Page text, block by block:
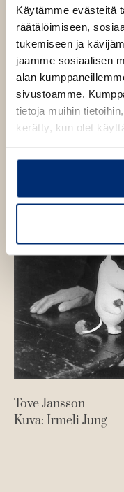
Käytämme evästeitä
räätälöimiseen,
tukemiseen ja
jaamme sosiaalisen
alan
sivustoamme.
tietoja muihin
kerätty, kun olet
l
i
l
e
h
t
e
e
Tove Jansson
Kuva: Irmeli Jung